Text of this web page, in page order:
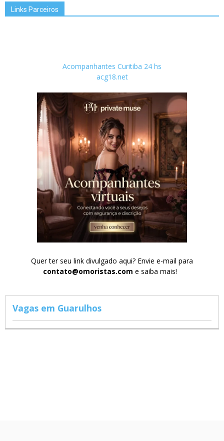
Links Parceiros
Acompanhantes Curitiba 24 hs
acg18.net
Quer ter seu link divulgado aqui? Envie e-mail para
contato@omoristas.com e saiba mais!
Vagas em Guarulhos